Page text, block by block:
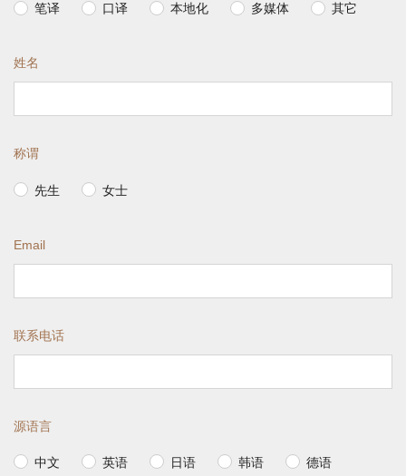
笔译 口译 本地化 多媒体 其它
姓名
称谓
先生 女士
Email
联系电话
源语言
中文 英语 日语 韩语 德语